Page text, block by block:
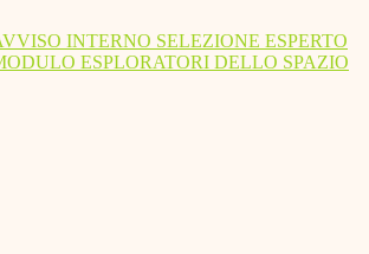
INTERNO SELEZIONE ESPERTO
ESPLORATORI DELLO SPAZIO